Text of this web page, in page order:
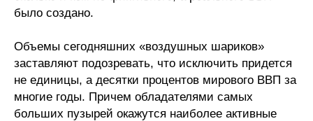
экономика России»
Образование и карьера
Кафедра МФТИ
было создано.
Объемы сегодняшних «воздушных шариков»
заставляют подозревать, что исключить придется
не единицы, а десятки процентов мирового ВВП за
многие годы. Причем обладателями самых
больших пузырей окажутся наиболее активные